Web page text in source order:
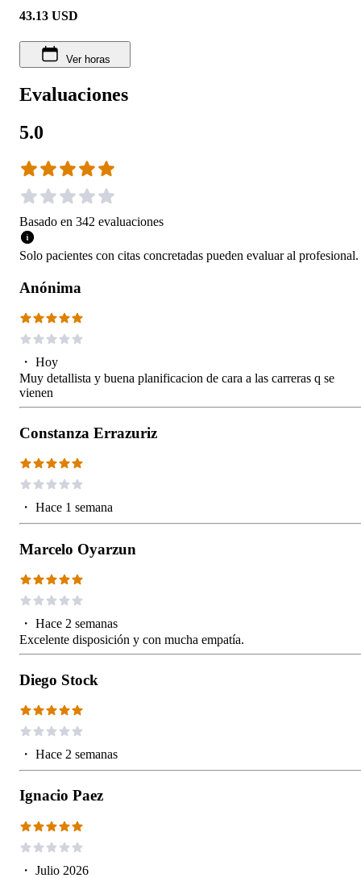
43.13 USD
Ver horas
Evaluaciones
5.0
Basado en 342 evaluaciones
Solo pacientes con citas concretadas pueden evaluar al profesional.
Anónima
・ Hoy
Muy detallista y buena planificacion de cara a las carreras q se
vienen
Constanza Errazuriz
・ Hace 1 semana
Marcelo Oyarzun
・ Hace 2 semanas
Excelente disposición y con mucha empatía.
Diego Stock
・ Hace 2 semanas
Ignacio Paez
・ Julio 2026